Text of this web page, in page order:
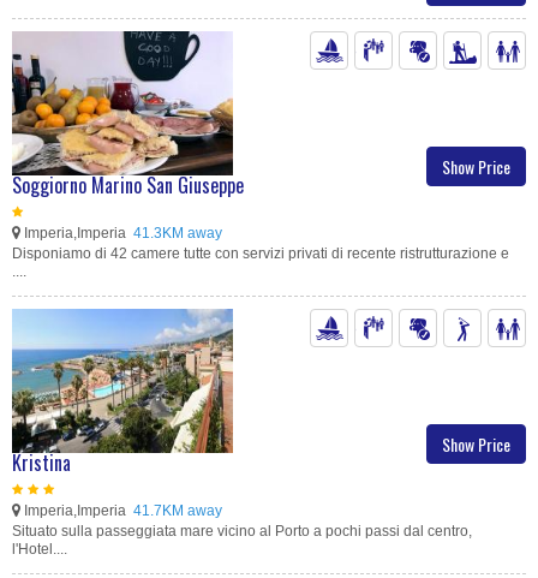
Show Price
Soggiorno Marino San Giuseppe
Imperia,Imperia 41.3KM away
Disponiamo di 42 camere tutte con servizi privati di recente ristrutturazione e
Show Price
Kristina
Imperia,Imperia 41.7KM away
Situato sulla passeggiata mare vicino al Porto a pochi passi dal centro,
l'Hotel....